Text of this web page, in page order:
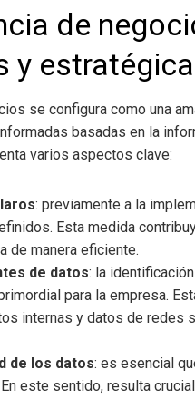
de
y
se configura como una
basadas en la
varios aspectos clave:
: previamente a la
Esta medida
de manera eficiente.
de datos: la
para la empresa.
internas y datos de redes
de los datos: es esencial
este sentido, resulta